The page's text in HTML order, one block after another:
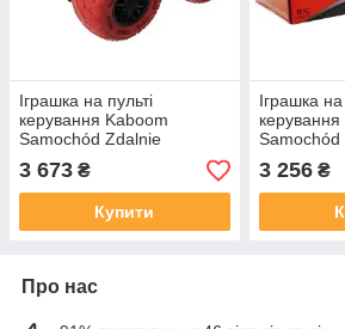
Іграшка на пульті
керування Kaboom
Samochód Zdalnie
3 673 ₴
Купити
Іграшка на
Samochód
53400
3 256₴
Про нас